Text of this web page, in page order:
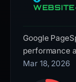
Google
performance
Mar 18, 2026